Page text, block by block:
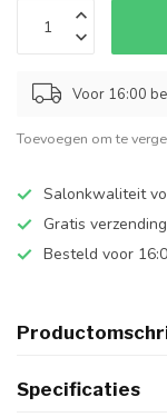
Voor 16:00
Toevoegen om te
Salonkwaliteit
Gratis
Besteld voor
Specificaties